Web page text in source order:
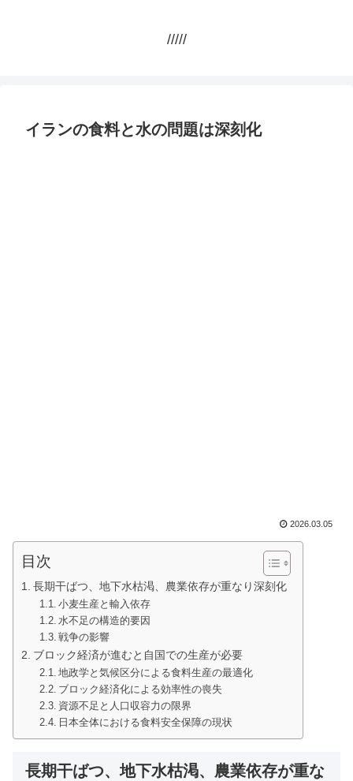
/////
イランの食料と水の問題は深刻化
2026.03.05
目次
長期干ばつ、地下水枯渇、農業依存が重なり深刻化​
小麦生産と輸入依存
水不足の構造的要因
戦争の影響
ブロック経済が進むと自国での生産が必要
地政学と気候区分による食料生産の最適化
ブロック経済化による効率性の喪失
資源不足と人口収容力の限界
日本全体における食料安全保障の現状
長期干ばつ、地下水枯渇、農業依存が重な